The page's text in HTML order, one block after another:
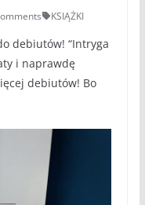
KSIĄŻKI
debiutów! “Intryga
i naprawdę
debiutów! Bo